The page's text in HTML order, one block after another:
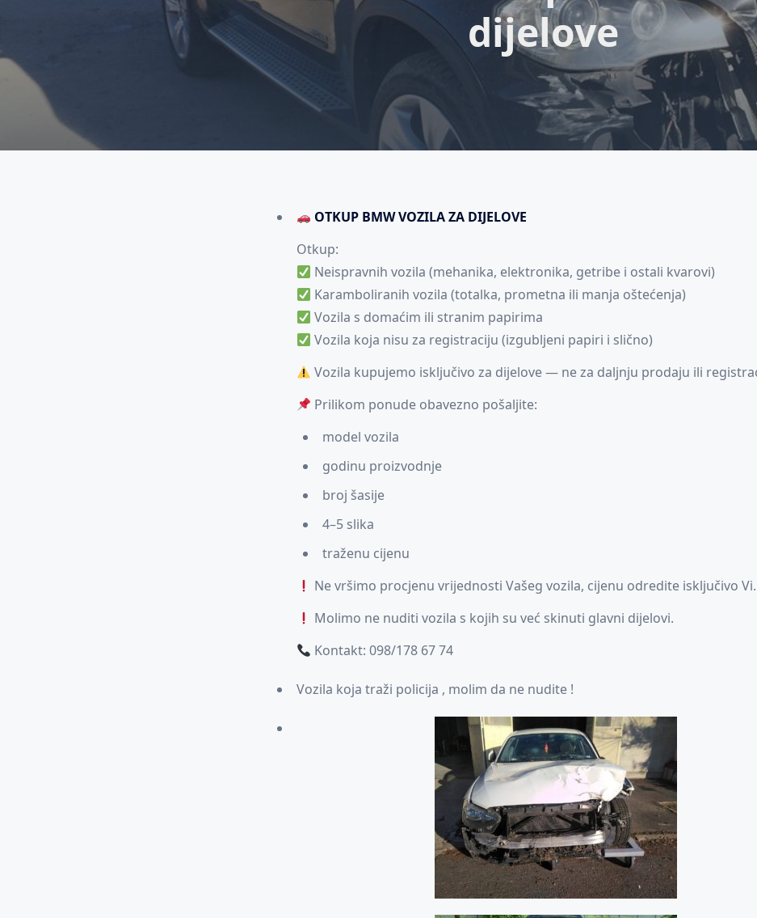
dijelove
OTKUP BMW VOZILA ZA DIJELOVE
Otkup:
Neispravnih vozila (mehanika, elektronika, getribe i ostali kvarovi)
Karamboliranih vozila (totalka, prometna ili manja oštećenja)
Vozila s domaćim ili stranim papirima
Vozila koja nisu za registraciju (izgubljeni papiri i slično)
Vozila kupujemo isključivo za dijelove — ne za daljnju prodaju ili
Prilikom ponude obavezno pošaljite:
model vozila
godinu proizvodnje
broj šasije
4–5 slika
traženu cijenu
Ne vršimo procjenu vrijednosti Vašeg vozila, cijenu odredite isključivo Vi.
Molimo ne nuditi vozila s kojih su već skinuti glavni dijelovi.
Kontakt: 098/178 67 74
Vozila koja traži policija , molim da ne nudite !